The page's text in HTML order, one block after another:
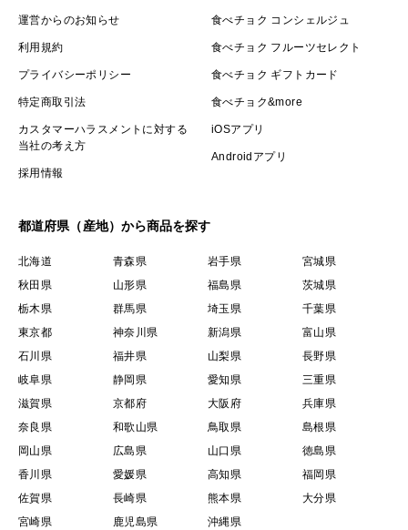
運営からのお知らせ
利用規約
プライバシーポリシー
特定商取引法
カスタマーハラスメントに対する
当社の考え方
採用情報
食べチョク コンシェルジュ
食べチョク フルーツセレクト
食べチョク ギフトカード
食べチョク&more
iOSアプリ
Androidアプリ
都道府県（産地）から商品を探す
北海道 青森県 岩手県
宮城県
秋田県
山形県 福島県
茨城県
栃木県
群馬県 埼玉県
千葉県
東京都
神奈川県 新潟県
富山県
石川県
福井県 山梨県
長野県
岐阜県
静岡県 愛知県
三重県
滋賀県
京都府 大阪府
兵庫県
奈良県
和歌山県 鳥取県
島根県
岡山県
広島県 山口県
徳島県
香川県
愛媛県 高知県
福岡県
佐賀県
長崎県 熊本県
大分県
宮崎県
鹿児島県 沖縄県